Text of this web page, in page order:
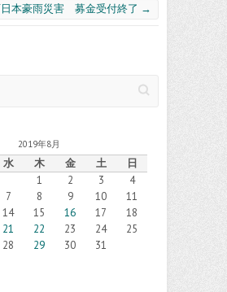
本豪雨災害 募金受付終了 →
2019年8月
水 木 金 土
日
1
2 3
4
7 8 9 10
11
14 15 16 17
18
21 22 23 24
25
28 29 30
31